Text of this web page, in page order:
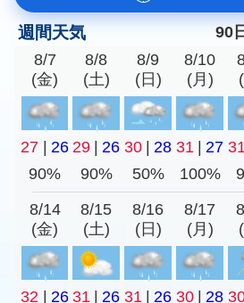
週間天気
90
8/7
(金)
8/8
(土)
8/9
(日)
8/10
(月)
27 26 29 26 30 28 31 27
90%
90% 50% 100%
8/14
(金)
8/15
(土)
8/16
(日)
8/17
(月)
32 26 31 26 31 26 30 28